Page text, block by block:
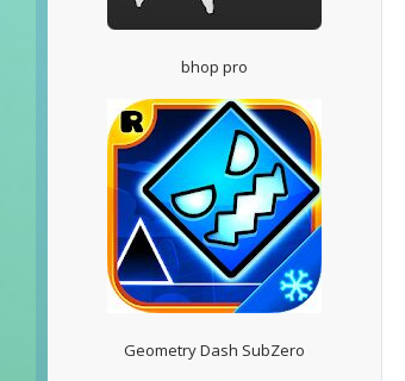
bhop pro
Geometry Dash SubZero